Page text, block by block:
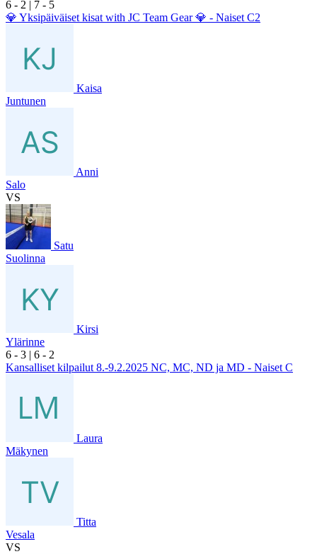
6 - 2 | 7 - 5
💎 Yksipäiväiset kisat with JC Team Gear 💎 - Naiset C2
Kaisa
Juntunen
Anni
Salo
VS
Satu
Suolinna
Kirsi
Ylärinne
6 - 3 | 6 - 2
Kansalliset kilpailut 8.-9.2.2025 NC, MC, ND ja MD - Naiset C
Laura
Mäkynen
Titta
Vesala
VS